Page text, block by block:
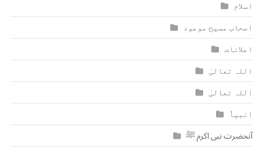
اسلام
اصحاب مسیح موعود
اعلانات
اللہ تعالیٰ
اللہ تعالیٰ
انبیاٗ
آنحضرت نبی اکرم ﷺ